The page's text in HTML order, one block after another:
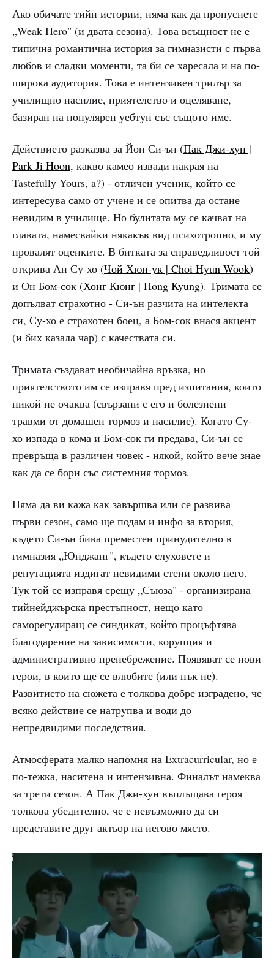
Ако обичате тийн истории, няма как да пропуснете
„Weak Hero" (и двата сезона). Това всъщност не е
типична романтична история за гимназисти с първа
любов и сладки моменти, та би се харесала и на по-
широка аудитория. Това е интензивен трилър за
училищно насилие, приятелство и оцеляване,
базиран на популярен уебтун със същото име.
Действието разказва за Йон Си-ън (Пак Джи-хун |
Park Ji Hoon, какво камео извади накрая на
Tastefully Yours, a?) - отличен ученик, който се
интересува само от учене и се опитва да остане
невидим в училище. Но булитата му се качват на
главата, намесвайки някакъв вид психотропно, и му
провалят оценките. В битката за справедливост той
открива Ан Су-хо (Чой Хюн-ук | Choi Hyun Wook)
и Он Бом-сок (Хонг Кюнг | Hong Kyung). Тримата се
допълват страхотно - Си-ън разчита на интелекта
си, Су-хо е страхотен боец, а Бом-сок внася акцент
(и бих казала чар) с качествата си.
Тримата създават необичайна връзка, но
приятелството им се изправя пред изпитания, които
никой не очаква (свързани с его и болезнени
травми от домашен тормоз и насилие). Когато Су-
хо изпада в кома и Бом-сок ги предава, Си-ън се
превръща в различен човек - някой, който вече знае
как да се бори със системния тормоз.
Няма да ви кажа как завършва или се развива
първи сезон, само ще подам и инфо за втория,
където Си-ън бива преместен принудително в
гимназия „Юнджанг", където слуховете и
репутацията издигат невидими стени около него.
Тук той се изправя срещу „Съюза" - организирана
тийнейджърска престъпност, нещо като
саморегулиращ се синдикат, който процъфтява
благодарение на зависимости, корупция и
административно пренебрежение. Появяват се нови
герои, в които ще се влюбите (или пък не).
Развитието на сюжета е толкова добре изградено, че
всяко действие се натрупва и води до
непредвидими последствия.
Атмосферата малко напомня на Extracurricular, но е
по-тежка, наситена и интензивна. Финалът намеква
за трети сезон. А Пак Джи-хун въплъщава героя
толкова убедително, че е невъзможно да си
представите друг актьор на негово място.